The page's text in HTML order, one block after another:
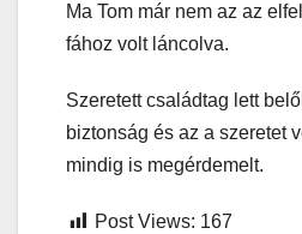
Ma Tom már nem az az
fához volt láncolva.
Szeretett családtag lett
biztonság és az a szeretet
mindig is megérdemelt.
Post Views: 167